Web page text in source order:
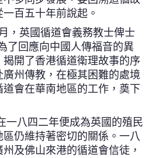
一百五十年前說起。
英國循道會義務教士俾士
了回應向中國人傳福音的異
開了香港循道衛理故事的序
州傳教，在極其困難的處境
會在華南地區的工作，奠下
八四二年便成為英國的殖民
仍維持著密切的關係。一八
及佛山來港的循道會信徒，